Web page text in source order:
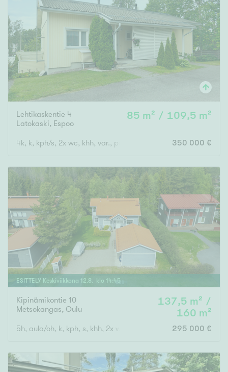
Lehtikaskentie 4
Latokaski, Espoo
85 m² / 109,5 m²
4k, k, kph/s, 2x wc, khh, var., parveke, terassi- ja piha-alue
350 000 €
ESITTELY Keskiviikkona 12.8. klo 14:45
Kipinämikontie 10
Metsokangas, Oulu
137,5 m² /
160 m²
5h, aula/oh, k, kph, s, khh, 2x wc, ter., parv., vh, var, ak
295 000 €